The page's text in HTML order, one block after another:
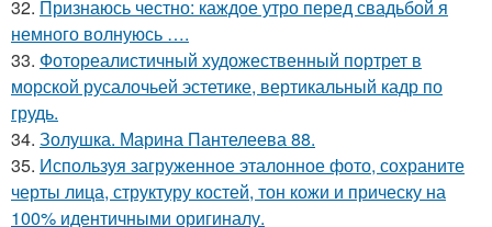
32. Признаюсь честно: каждое утро перед свадьбой я
немного волнуюсь ….
33. Фотореалистичный художественный портрет в
морской русалочьей эстетике, вертикальный кадр по
грудь.
34. Золушка. Марина Пантелеева 88.
35. Используя загруженное эталонное фото, сохраните
черты лица, структуру костей, тон кожи и прическу на
100% идентичными оригиналу.